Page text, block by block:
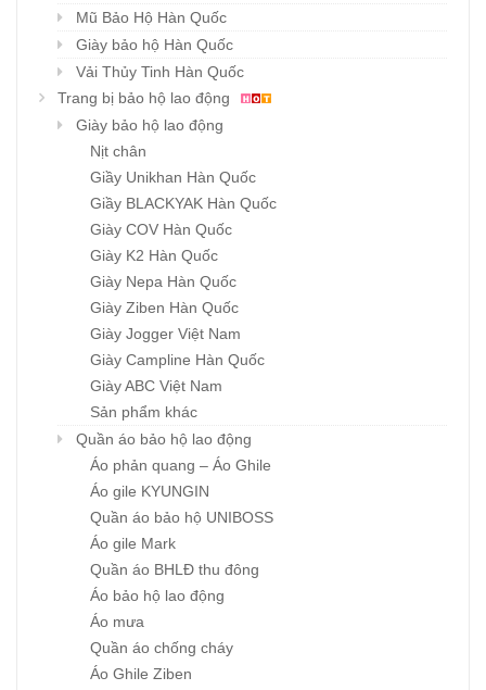
Mũ Bảo Hộ Hàn Quốc
Giày bảo hộ Hàn Quốc
Vải Thủy Tinh Hàn Quốc
Trang bị bảo hộ lao động
Giày bảo hộ lao động
Nịt chân
Giầy Unikhan Hàn Quốc
Giầy BLACKYAK Hàn Quốc
Giày COV Hàn Quốc
Giày K2 Hàn Quốc
Giày Nepa Hàn Quốc
Giày Ziben Hàn Quốc
Giày Jogger Việt Nam
Giày Campline Hàn Quốc
Giày ABC Việt Nam
Sản phẩm khác
Quần áo bảo hộ lao động
Áo phản quang – Áo Ghile
Áo gile KYUNGIN
Quần áo bảo hộ UNIBOSS
Áo gile Mark
Quần áo BHLĐ thu đông
Áo bảo hộ lao động
Áo mưa
Quần áo chống cháy
Áo Ghile Ziben